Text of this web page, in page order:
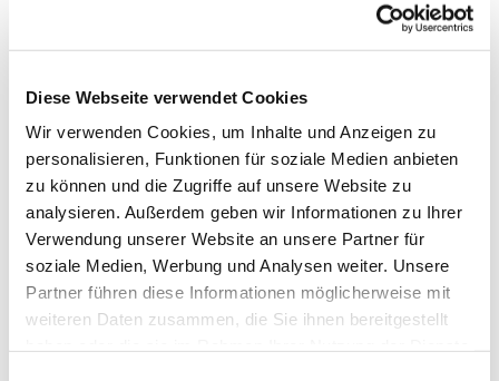
Diese Webseite verwendet Cookies
Wir verwenden Cookies, um Inhalte und Anzeigen zu
personalisieren, Funktionen für soziale Medien anbieten
zu können und die Zugriffe auf unsere Website zu
analysieren. Außerdem geben wir Informationen zu Ihrer
Verwendung unserer Website an unsere Partner für
soziale Medien, Werbung und Analysen weiter. Unsere
Partner führen diese Informationen möglicherweise mit
weiteren Daten zusammen, die Sie ihnen bereitgestellt
Donnerstag, 19. August 2027, 15:15 - 16:00
Uhr